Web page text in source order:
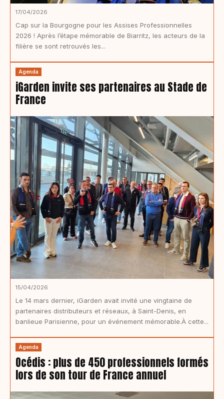
17/04/2026
Cap sur la Bourgogne pour les Assises Professionnelles
2026 ! Après l’étape mémorable de Biarritz, les acteurs de la
filière se sont retrouvés les...
Agenda
iGarden invite ses partenaires au Stade de
France
15/04/2026
Le 14 mars dernier, iGarden avait invité une vingtaine de
partenaires distributeurs et réseaux, à Saint-Denis, en
banlieue Parisienne, pour un événement mémorable.À cette...
Agenda
Océdis : plus de 450 professionnels formés
lors de son tour de France annuel